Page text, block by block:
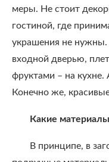
меры. Не стоит
гостиной, где
украшения не нужны.
входной дверью,
фруктами – на кухне.
Конечно же,
Какие
В принципе, в